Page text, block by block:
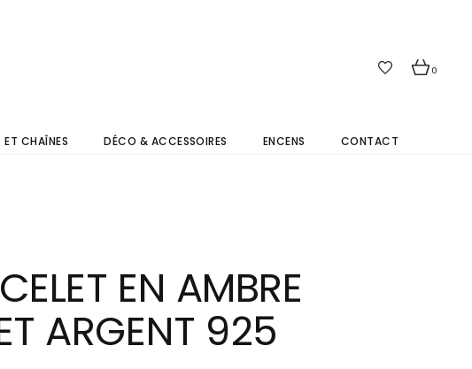
0
CHAÎNES DÉCO & ACCESSOIRES ENCENS CONTACT
EN AMBRE
ARGENT 925